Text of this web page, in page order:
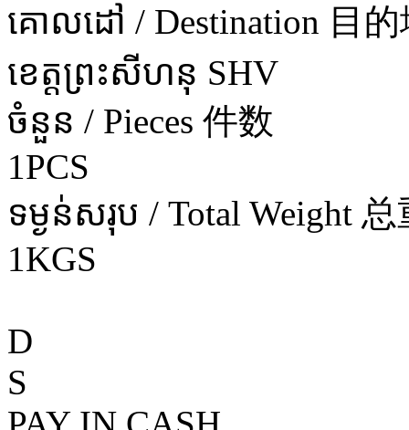
គោលដៅ / Destination 目的
ខេត្តព្រះសីហនុ SHV
ចំនួន / Pieces 件数
1PCS
ទម្ងន់សរុប / Total Weight 总
1KGS
D
S